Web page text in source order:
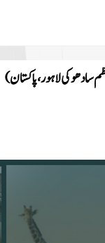
سادھوکی لاہور ،پاکستان)